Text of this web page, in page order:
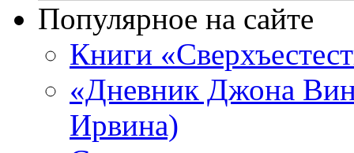
Популярное на сайте
Книги
«Дневник Джона
Ирвина)